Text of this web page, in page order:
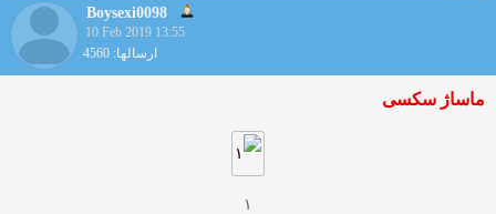
Boysexi0098
10 Feb 2019 13:55
ارسالها: 4560
ماساژ سکسی
۱